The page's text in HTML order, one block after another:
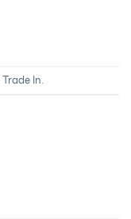
Trade In.